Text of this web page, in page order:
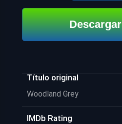
Descargar
Título original
Woodland Grey
IMDb Rating